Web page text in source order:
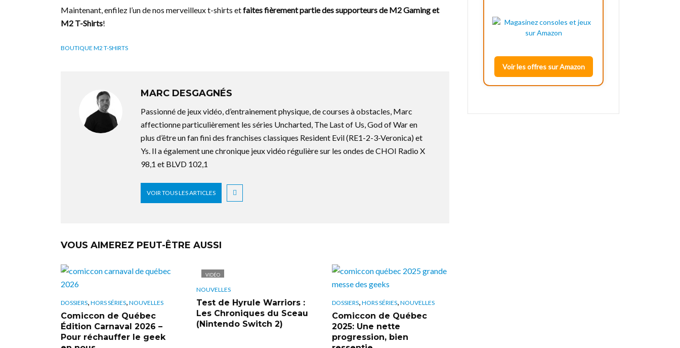
Maintenant, enfilez l’un de nos merveilleux t-shirts etfaites fièrement partie des supporteurs de M2 Gaming et
M2 T-Shirts!
BOUTIQUE M2 T-SHIRTS
MARC DESGAGNÉS
Passionné de jeux vidéo, d’entrainement physique, de courses à obstacles, Marc
affectionne particulièrement les séries Uncharted, The Last of Us, God of War en
plus d’être un fan fini des franchises classiques Resident Evil (RE1-2-3-Veronica) et
Ys. Il a également une chronique jeux vidéo régulière sur les ondes de CHOI Radio X
98,1 et BLVD 102,1
VOIR TOUS LES ARTICLES
VOUS AIMEREZ PEUT-ÊTRE AUSSI
DOSSIERS, HORS SÉRIES, NOUVELLES
Comiccon de Québec
Édition Carnaval 2026 –
Pour réchauffer le geek
VIDÉO
NOUVELLES
Test de Hyrule Warriors :
Les Chroniques du Sceau
(Nintendo Switch 2)
DOSSIERS, HORS SÉRIES, NOUVELLES
Comiccon de Québec
2025: Une nette
progression, bien
Voir les offres sur Amazon